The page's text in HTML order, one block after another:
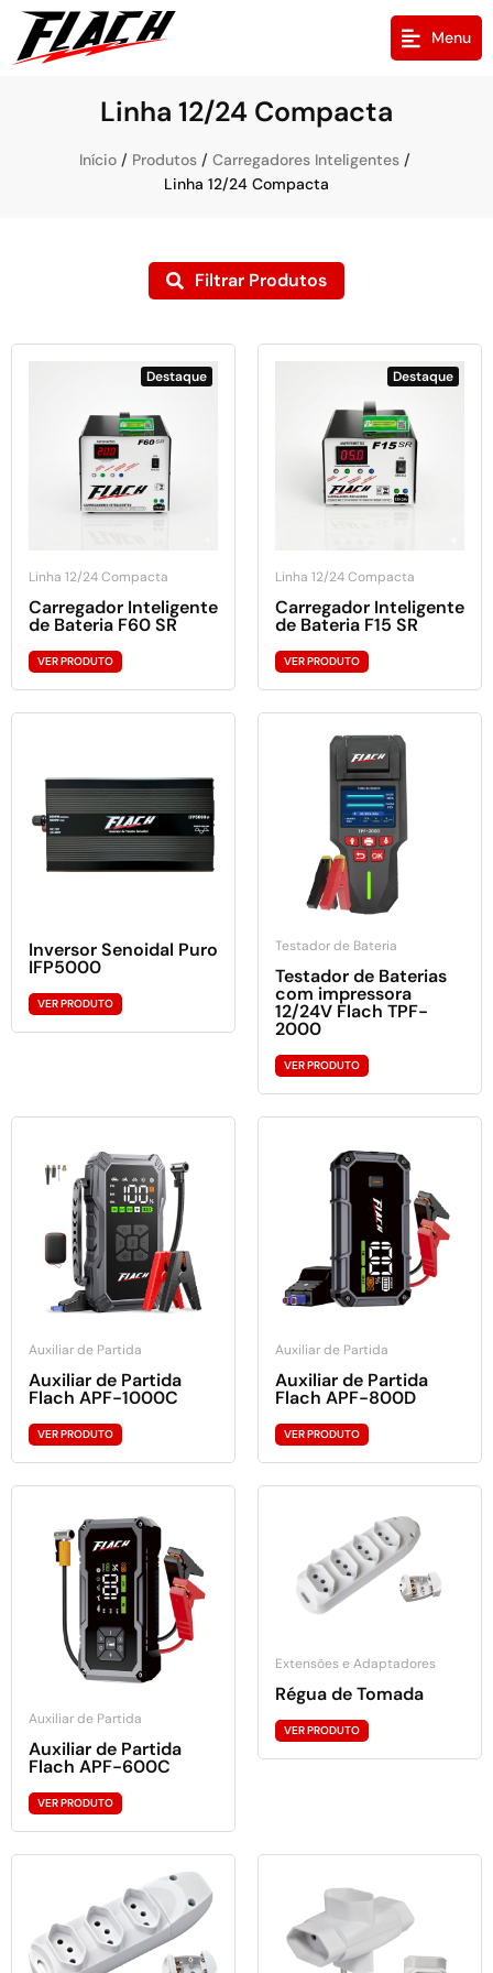
Menu
Linha 12/24 Compacta
Início / Produtos / Carregadores Inteligentes /
Linha 12/24 Compacta
Filtrar Produtos
Destaque
Linha 12/24 Compacta
Carregador Inteligente
de Bateria F60 SR
VER PRODUTO
Destaque
Linha 12/24 Compacta
Carregador Inteligente
de Bateria F15 SR
VER PRODUTO
Inversor Senoidal Puro
IFP5000
VER PRODUTO
Testador de Bateria
Testador de Baterias
com impressora
12/24V Flach TPF-
2000
VER PRODUTO
Auxiliar de Partida
Auxiliar de Partida
Flach APF-1000C
VER PRODUTO
Auxiliar de Partida
Auxiliar de Partida
Flach APF-800D
VER PRODUTO
Auxiliar de Partida
Auxiliar de Partida
Flach APF-600C
VER PRODUTO
Extensões e Adaptadores
Régua de Tomada
VER PRODUTO